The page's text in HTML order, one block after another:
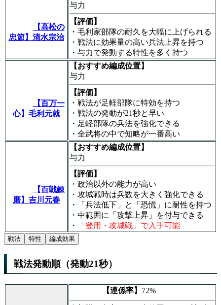
【高松の
忠節】清水宗治
与力
【評価】
・毛利家部隊の耐久を大幅に上げられる
・戦法に効果量の高い兵法上昇を持つ
・与力で発動する特性を多く持つ
【百万一
心】毛利元就
【おすすめ編成位置】
与力
【評価】
・戦法が足軽部隊に特効を持つ
・戦法の発動が21秒と早い
・足軽部隊の兵法を強化できる
・全武将の中で知略が一番高い
【百戦錬
磨】吉川元春
【おすすめ編成位置】
与力
【評価】
・政治以外の能力が高い
・攻城戦時は兵数を大きく強化できる
・「兵法低下」と「 恐慌 」に耐性を持つ
・中範囲に「攻撃上昇」を付与できる
・
「登用・攻城戦」で入手可能
戦法 特性 編成効果
戦法発動順（発動21秒）
【連係率】 72%